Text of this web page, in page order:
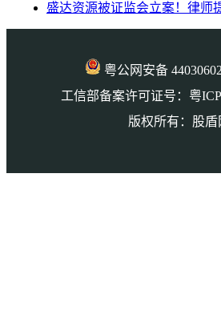
盛达资源被证监会立案！律师
粤公网安备
工信部备案许可证号：粤
版权所有：股盾